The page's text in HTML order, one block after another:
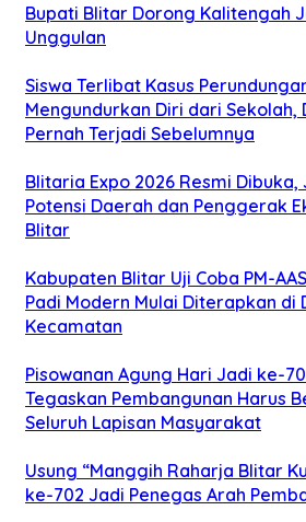
Bupati Blitar Dorong Kalitengah
Unggulan
Siswa Terlibat Kasus
Mengundurkan Diri dari Sekolah,
Pernah Terjadi Sebelumnya
Blitaria Expo 2026 Resmi Dibuka,
Potensi Daerah dan Penggerak
Blitar
Kabupaten Blitar Uji Coba PM-
Padi Modern Mulai Diterapkan di
Kecamatan
Pisowanan Agung Hari Jadi ke-
Tegaskan Pembangunan Harus
Seluruh Lapisan Masyarakat
Usung “Manggih Raharja Blitar
ke-702 Jadi Penegas Arah